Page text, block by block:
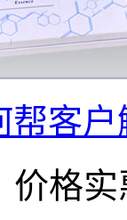
帮客
价格实